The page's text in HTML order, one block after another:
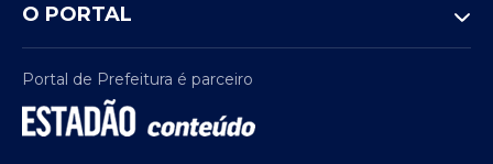
O PORTAL
Portal de Prefeitura é parceiro